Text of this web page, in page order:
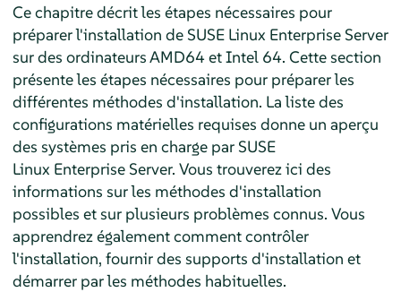
Ce chapitre décrit les étapes nécessaires pour
préparer l'installation de SUSE Linux Enterprise Server
sur des ordinateurs AMD64 et Intel 64. Cette section
présente les étapes nécessaires pour préparer les
différentes méthodes d'installation. La liste des
configurations matérielles requises donne un aperçu
des systèmes pris en charge par SUSE
Linux Enterprise Server. Vous trouverez ici des
informations sur les méthodes d'installation
possibles et sur plusieurs problèmes connus. Vous
apprendrez également comment contrôler
l'installation, fournir des supports d'installation et
démarrer par les méthodes habituelles.